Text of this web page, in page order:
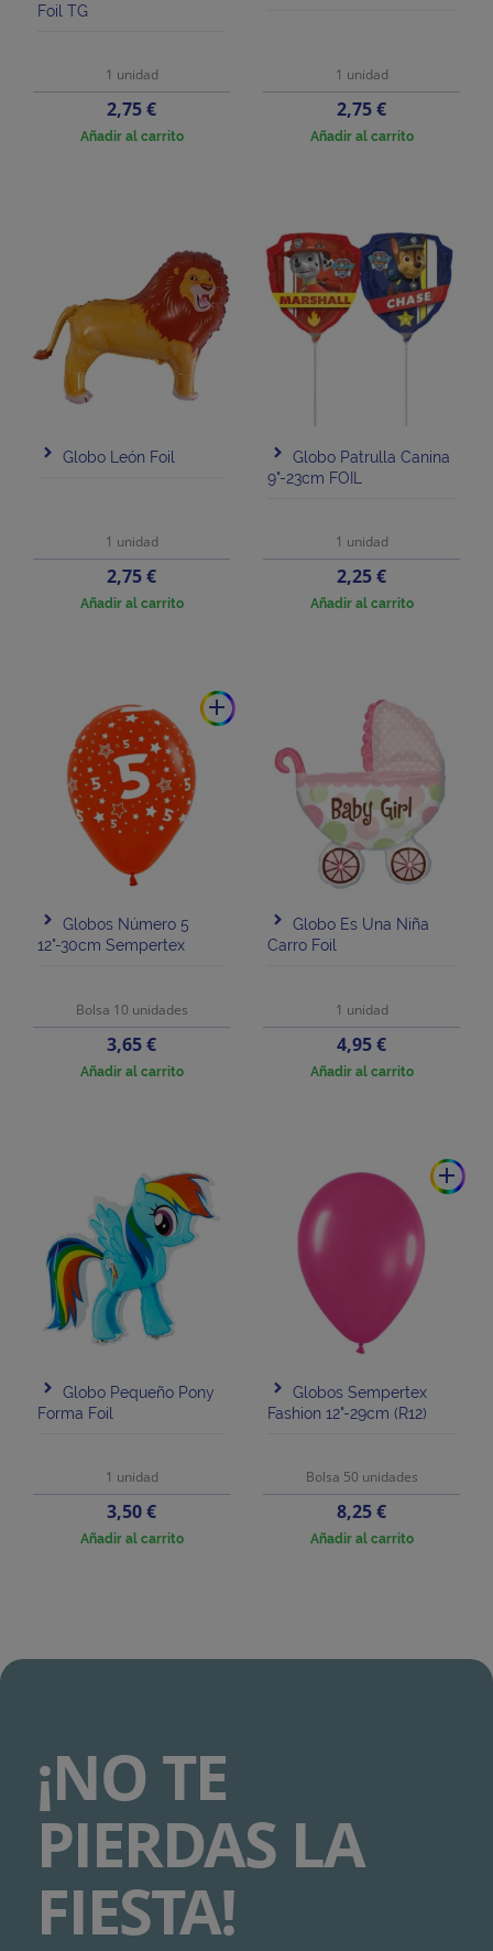
Foil TG
1 unidad
Precio
2,75 €
Añadir al carrito
1 unidad
Precio
2,75 €
Añadir al carrito
Globo León Foil
1 unidad
Precio
2,75 €
Añadir al carrito
Globo Patrulla Canina
9"-23cm FOIL
1 unidad
Precio
2,25 €
Añadir al carrito
add
Globos Número 5
12"-30cm Sempertex
Bolsa 10 unidades
Precio
3,65 €
Añadir al carrito
Globo Es Una Niña
Carro Foil
1 unidad
Precio
4,95 €
Añadir al carrito
Globo Pequeño Pony
Forma Foil
1 unidad
Precio
3,50 €
Añadir al carrito
add
Globos Sempertex
Fashion 12"-29cm (R12)
Bolsa 50 unidades
Precio
8,25 €
Añadir al carrito
¡NO TE
PIERDAS LA
FIESTA!